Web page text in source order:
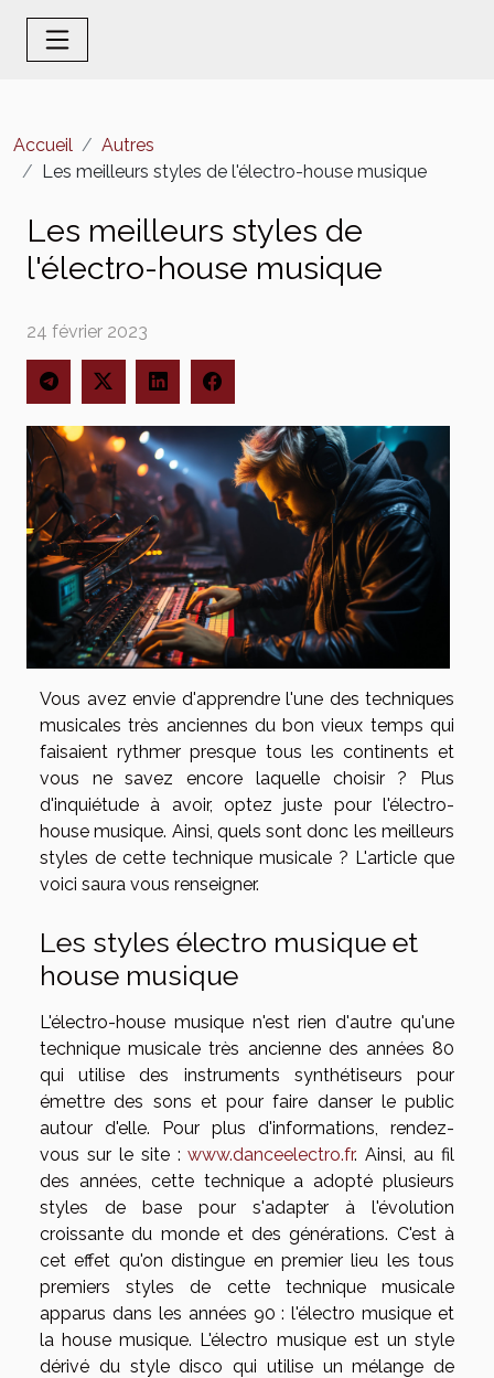
Accueil
Autres
Les meilleurs styles de l'électro-house musique
Les meilleurs styles de
l'électro-house musique
24 février 2023
Vous avez envie d'apprendre l'une des techniques
musicales très anciennes du bon vieux temps qui
faisaient rythmer presque tous les continents et
vous ne savez encore laquelle choisir ? Plus
d'inquiétude à avoir, optez juste pour l'électro-
house musique. Ainsi, quels sont donc les meilleurs
styles de cette technique musicale ? L'article que
voici saura vous renseigner.
Les styles électro musique et
house musique
L'électro-house musique n'est rien d'autre qu'une
technique musicale très ancienne des années 80
qui utilise des instruments synthétiseurs pour
émettre des sons et pour faire danser le public
autour d'elle. Pour plus d'informations, rendez-
vous sur le site :www.danceelectro.fr. Ainsi, au fil
des années, cette technique a adopté plusieurs
styles de base pour s'adapter à l'évolution
croissante du monde et des générations. C'est à
cet effet qu'on distingue en premier lieu les tous
premiers styles de cette technique musicale
apparus dans les années 90 : l'électro musique et
la house musique. L'électro musique est un style
dérivé du style disco qui utilise un mélange de